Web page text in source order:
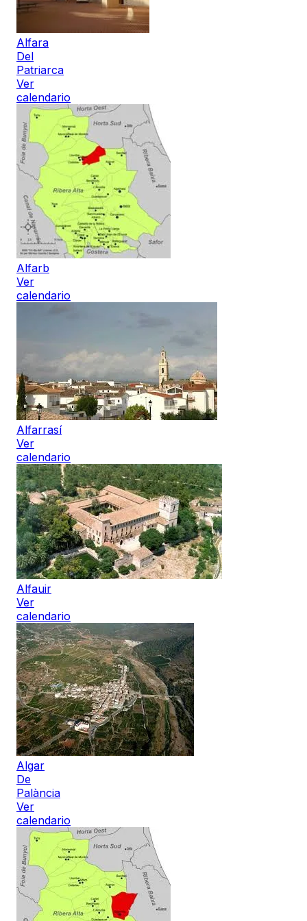
Alfara
Del
Patriarca
Ver
calendario
Alfarb
Ver
calendario
Alfarrasí
Ver
calendario
Alfauir
Ver
calendario
Algar
De
Palància
Ver
calendario